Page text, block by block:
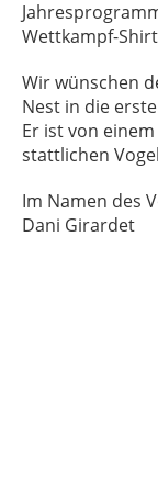
Wettkampf-
Wir wünschen
Nest in die
Er ist von
stattlichen
Im Namen des
Dani Girardet